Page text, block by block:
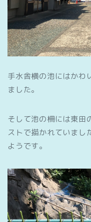
手水舎横の池にはかわ
ました。
そして池の柵には東田
ストで描かれていまし
ようです。